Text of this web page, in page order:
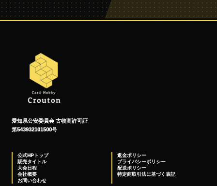
愛知県公安委員会 古物商許可証
第543932101500号
公式HPトップ
販売タイトル
大会日程
会社概要
お問い合わせ
返金ポリシー
プライバシーポリシー
配送ポリシー
特定商取引法に基づく表記